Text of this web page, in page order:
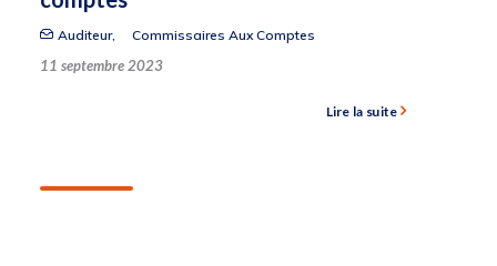
Auditeur, Commissaires Aux Comptes
11 septembre 2023
Lire la suite